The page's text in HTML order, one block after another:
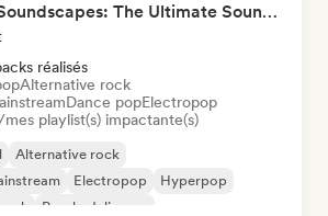
FIFA Soundscapes: The Ultimate Soundtrack ⚽️ Festival Indie, Electropop & Dance Anthems
réalisés
Alternative rock
Dance popElectropop
playlist(s) impactante(s)
Alternative rock
Electropop
Hyperpop
Psychedelic pop